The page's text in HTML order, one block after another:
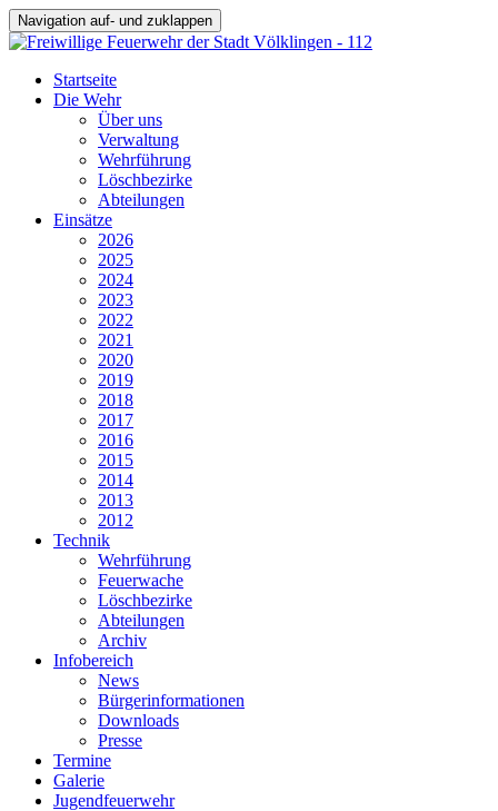
Navigation auf- und zuklappen
Startseite
Die Wehr
Über uns
Verwaltung
Wehrführung
Löschbezirke
Abteilungen
Einsätze
2026
2025
2024
2023
2022
2021
2020
2019
2018
2017
2016
2015
2014
2013
2012
Technik
Wehrführung
Feuerwache
Löschbezirke
Abteilungen
Archiv
Infobereich
News
Bürgerinformationen
Downloads
Presse
Termine
Galerie
Jugendfeuerwehr